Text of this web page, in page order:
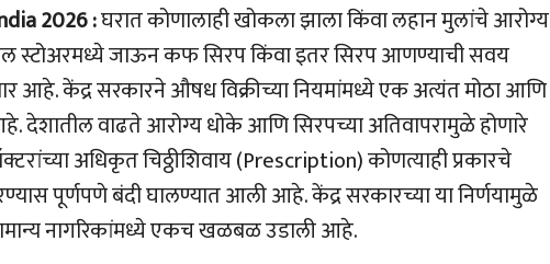
2026 :घरात कोणालाही खोकला झाला किंवा लहान मुलांचे आरोग्य
स्टोअरमध्ये जाऊन कफ सिरप किंवा इतर सिरप आणण्याची सवय
आहे. केंद्र सरकारने औषध विक्रीच्या नियमांमध्ये एक अत्यंत मोठा आणि
वाढते आरोग्य धोके आणि सिरपच्या अतिवापरामुळे होणारे
अधिकृत चिठ्ठीशिवाय (Prescription) कोणत्याही प्रकारचे
पूर्णपणे बंदी घालण्यात आली आहे. केंद्र सरकारच्या या निर्णयामुळे
नागरिकांमध्ये एकच खळबळ उडाली आहे.